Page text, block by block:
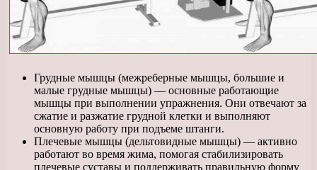
Грудные мышцы (межреберные мышцы, большие и
малые грудные мышцы) — основные работающие
мышцы при выполнении упражнения. Они отвечают за
сжатие и разжатие грудной клетки и выполняют
основную работу при подъеме штанги.
Плечевые мышцы (дельтовидные мышцы) — активно
работают во время жима, помогая стабилизировать
плечевые суставы и поддерживать правильную форму